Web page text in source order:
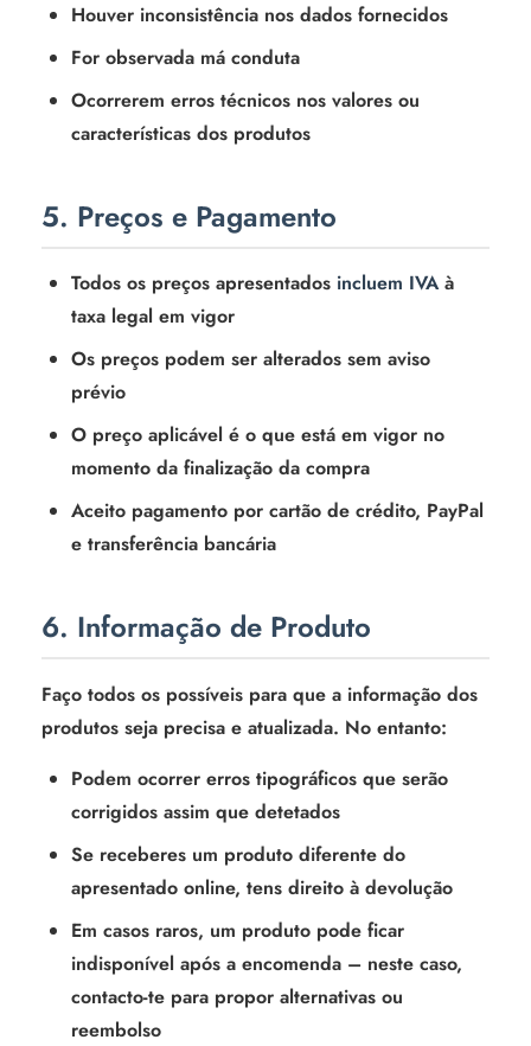
Houver inconsistência nos dados fornecidos
For observada má conduta
Ocorrerem erros técnicos nos valores ou
características dos produtos
5. Preços e Pagamento
Todos os preços apresentados incluem IVAà
taxa legal em vigor
Os preços podem ser alterados sem aviso
prévio
O preço aplicável é o que está em vigor no
momento da finalização da compra
Aceito pagamento por cartão de crédito, PayPal
e transferência bancária
6. Informação de Produto
Faço todos os possíveis para que a informação dos
produtos seja precisa e atualizada. No entanto:
Podem ocorrer erros tipográficos que serão
corrigidos assim que detetados
Se receberes um produto diferente do
apresentado online, tens direito à devolução
Em casos raros, um produto pode ficar
indisponível após a encomenda – neste caso,
contacto-te para propor alternativas ou
reembolso